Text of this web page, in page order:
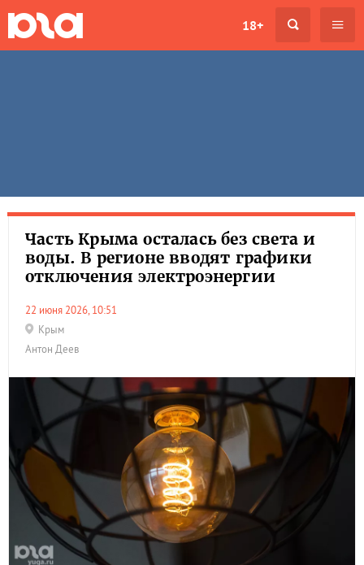
18+
Часть Крыма осталась без света и
воды. В регионе вводят графики
отключения электроэнергии
22 июня 2026, 10:51
Крым
Антон Деев